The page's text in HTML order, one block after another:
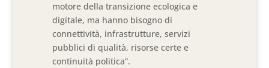
motore della transizione ecologica e
digitale, ma hanno bisogno di
connettività, infrastrutture, servizi
pubblici di qualità, risorse certe e
continuità politica”.